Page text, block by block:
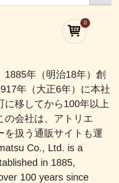
0
年（明治18年）創
年（大正6年）に本社
に移してから100年以上
の会社は、アトリエ
を扱う通販サイトも運
Co., Ltd. is a
in 1885,
100 years since